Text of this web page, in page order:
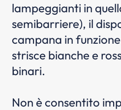
lampeggianti in
semibarriere), il
campana in
strisce bianche e
binari.
Non è consentito